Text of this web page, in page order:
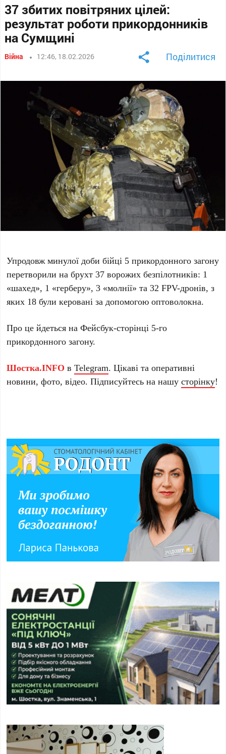
37 збитих повітряних цілей:
результат роботи прикордонників
на Сумщині
Війна 12:46, 18.02.2026 Поділитися
Упродовж минулої доби бійці 5 прикордонного загону
перетворили на брухт 37 ворожих безпілотників: 1
«шахед», 1 «герберу», 3 «молнії» та 32 FPV-дронів, з
яких 18 були керовані за допомогою оптоволокна.
Про це йдеться на Фейсбук-сторінці 5-го
прикордонного загону.
Шостка.INFO вTelegram. Цікаві та оперативні
новини, фото, відео. Підписуйтесь на нашусторінку!